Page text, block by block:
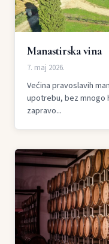
Manastirska vina
7. maj 2026.
Većina pravoslavih
upotrebu, bez mnogo
zapravo...